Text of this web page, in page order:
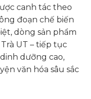
canh tác theo
đoạn chế biến
dòng sản phẩm
UT – tiếp tục
dưỡng cao,
văn hóa sâu sắc